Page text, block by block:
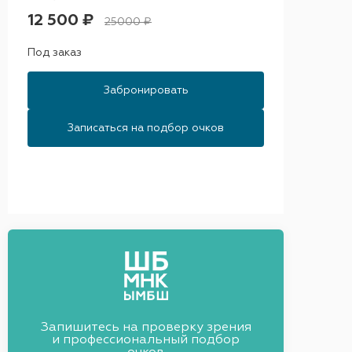
12 500 ₽
25000 ₽
Под заказ
Забронировать
Записаться на подбор очков
Запишитесь на проверку зрения
и профессиональный подбор